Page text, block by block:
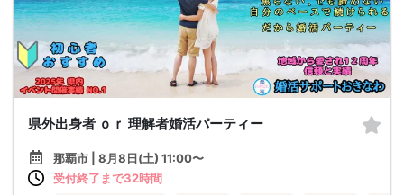
県外出身者 ｏｒ 理解者婚活パーティー
那覇市 | 8月8日(土) 11:00〜
受付終了まで32時間